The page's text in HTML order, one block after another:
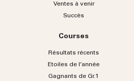
Ventes à venir
Succès
Courses
Résultats récents
Etoiles de l’année
Gagnants de Gr.1